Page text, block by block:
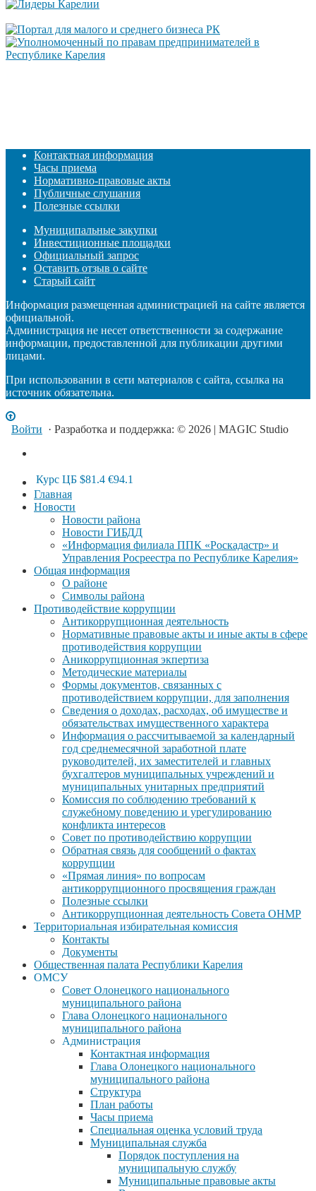
Контактная информация
Часы приема
Нормативно-правовые акты
Публичные слушания
Полезные ссылки
Муниципальные закупки
Инвестиционные площадки
Официальный запрос
Оставить отзыв о сайте
Старый сайт
Информация размещенная администрацией на сайте является
официальной.
Администрация не несет ответственности за содержание
информации, предоставленной для публикации другими
лицами.
При использовании в сети материалов с сайта, ссылка на
источник обязательна.
Войти · Разработка и поддержка: © 2026 | MAGIC Studio
Курс ЦБ $81.4 €94.1
Главная
Новости
Новости района
Новости ГИБДД
«Информация филиала ППК «Роскадастр» и
Управления Росреестра по Республике Карелия»
Общая информация
О районе
Символы района
Противодействие коррупции
Антикоррупционная деятельность
Нормативные правовые акты и иные акты в сфере
противодействия коррупции
Аникоррупционная экпертиза
Методические материалы
Формы документов, связанных с
противодействием коррупции, для заполнения
Сведения о доходах, расходах, об имуществе и
обязательствах имущественного характера
Информация о рассчитываемой за календарный
год среднемесячной заработной плате
руководителей, их заместителей и главных
бухгалтеров муниципальных учреждений и
муниципальных унитарных предприятий
Комиссия по соблюдению требований к
служебному поведению и урегулированию
конфликта интересов
Совет по противодействию коррупции
Обратная связь для сообщений о фактах
коррупции
«Прямая линия» по вопросам
антикоррупционного просвящения граждан
Полезные ссылки
Антикоррупционная деятельность Совета ОНМР
Территориальная избирательная комиссия
Контакты
Документы
Общественная палата Республики Карелия
ОМСУ
Совет Олонецкого национального
муниципального района
Глава Олонецкого национального
муниципального района
Администрация
Контактная информация
Глава Олонецкого национального
муниципального района
Структура
План работы
Часы приема
Специальная оценка условий труда
Муниципальная служба
Порядок поступления на
муниципальную службу
Муниципальные правовые акты